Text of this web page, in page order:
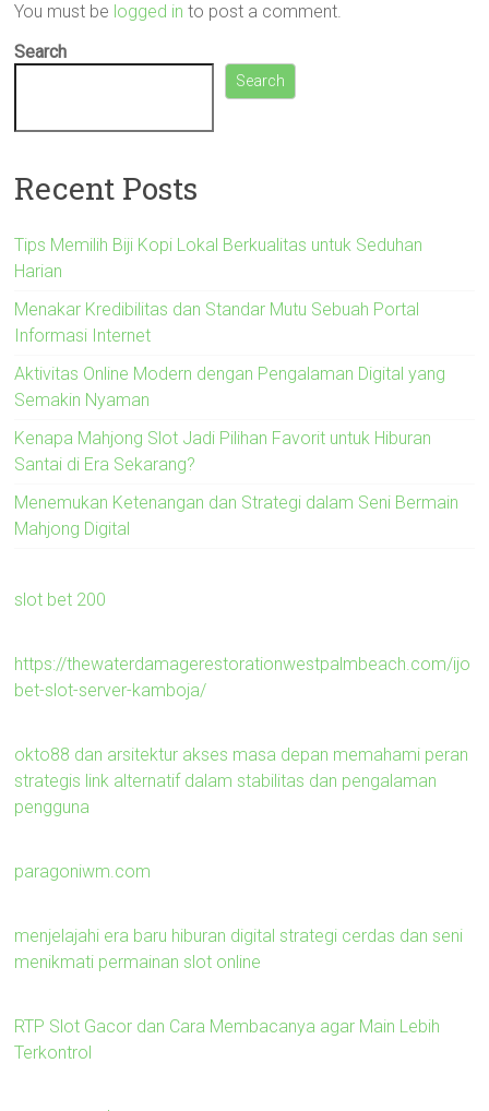
You must be logged in to post a comment.
Search
Search
Recent Posts
Tips Memilih Biji Kopi Lokal Berkualitas untuk Seduhan
Harian
Menakar Kredibilitas dan Standar Mutu Sebuah Portal
Informasi Internet
Aktivitas Online Modern dengan Pengalaman Digital yang
Semakin Nyaman
Kenapa Mahjong Slot Jadi Pilihan Favorit untuk Hiburan
Santai di Era Sekarang?
Menemukan Ketenangan dan Strategi dalam Seni Bermain
Mahjong Digital
slot bet 200
https://thewaterdamagerestorationwestpalmbeach.com/ijo
bet-slot-server-kamboja/
okto88 dan arsitektur akses masa depan memahami peran
strategis link alternatif dalam stabilitas dan pengalaman
pengguna
paragoniwm.com
menjelajahi era baru hiburan digital strategi cerdas dan seni
menikmati permainan slot online
RTP Slot Gacor dan Cara Membacanya agar Main Lebih
Terkontrol